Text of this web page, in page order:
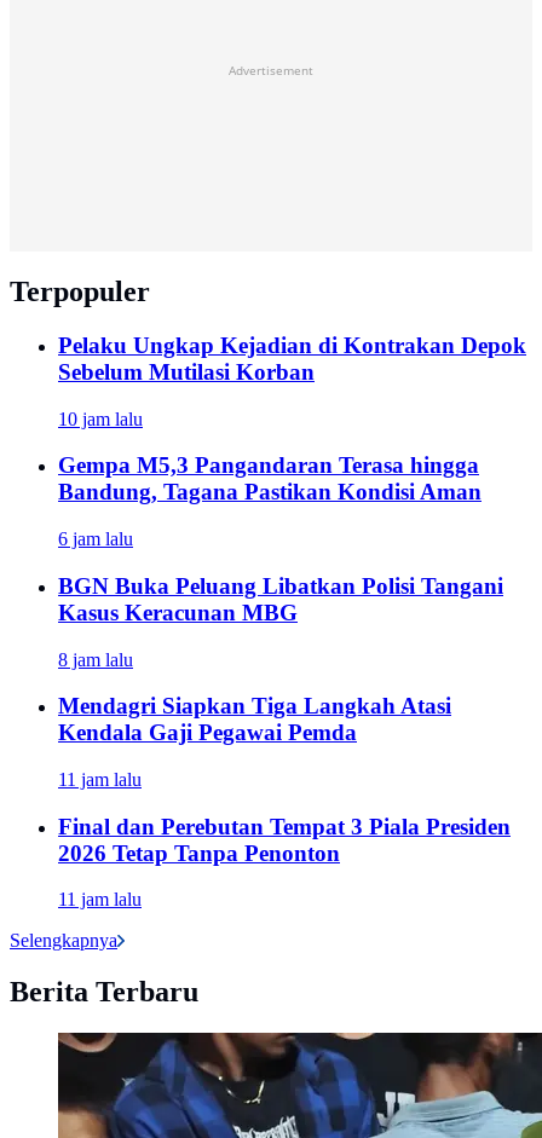
Advertisement
Terpopuler
Pelaku Ungkap Kejadian di Kontrakan Depok
Sebelum Mutilasi Korban
10 jam lalu
Gempa M5,3 Pangandaran Terasa hingga
Bandung, Tagana Pastikan Kondisi Aman
6 jam lalu
BGN Buka Peluang Libatkan Polisi Tangani
Kasus Keracunan MBG
8 jam lalu
Mendagri Siapkan Tiga Langkah Atasi
Kendala Gaji Pegawai Pemda
11 jam lalu
Final dan Perebutan Tempat 3 Piala Presiden
2026 Tetap Tanpa Penonton
11 jam lalu
Selengkapnya
Berita Terbaru